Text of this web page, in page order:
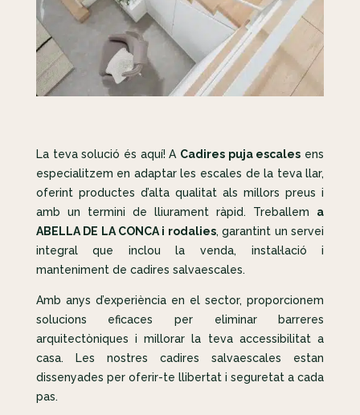
La teva solució és aquí! A Cadires puja escales ens
especialitzem en adaptar les escales de la teva llar,
oferint productes d’alta qualitat als millors preus i
amb un termini de lliurament ràpid. Treballem a
ABELLA DE LA CONCA i rodalies, garantint un servei
integral que inclou la venda, instal·lació i
manteniment de cadires salvaescales.
Amb anys d’experiència en el sector, proporcionem
solucions eficaces per eliminar barreres
arquitectòniques i millorar la teva accessibilitat a
casa. Les nostres cadires salvaescales estan
dissenyades per oferir-te llibertat i seguretat a cada
pas.